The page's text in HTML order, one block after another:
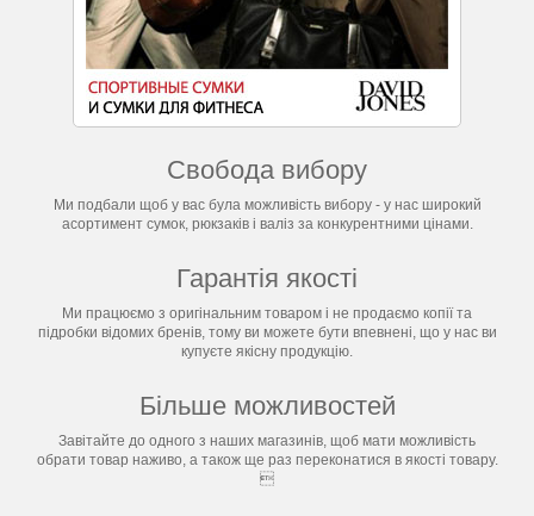
Свобода вибору
Ми подбали щоб у вас була можливість вибору - у нас широкий
асортимент сумок, рюкзаків і валіз за конкурентними цінами.
Гарантія якості
Ми працюємо з оригінальним товаром і не продаємо копії та
підробки відомих бренів, тому ви можете бути впевнені, що у нас ви
купуєте якісну продукцію.
Більше можливостей
Завітайте до одного з наших магазинів, щоб мати можливість
обрати товар наживо, а також ще раз переконатися в якості товару.
